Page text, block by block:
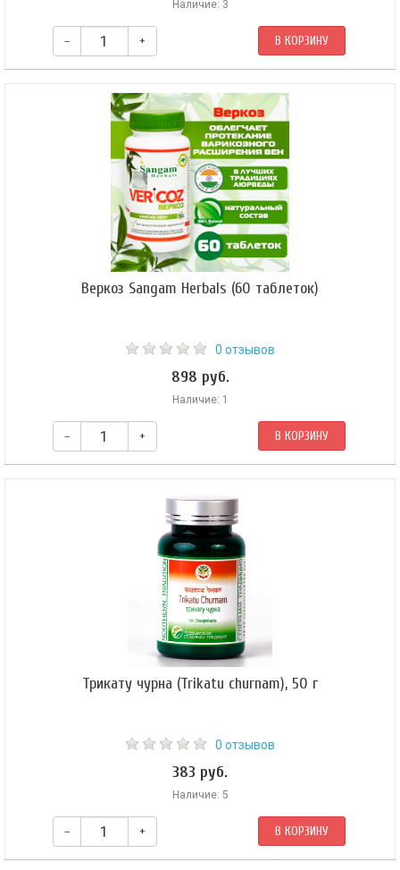
Наличие: 3
– + В КОРЗИНУ
Гастро кер (Gastro care) — высокоэффективный травяной сбор для
восстановления функций пищеварительного тракта. Улучшения
всасывания питательных веществ, витаминов и минералов, и
восполняет их дефицит в организме, улучшает метаболизм, активирует
процессы обмена.
Веркоз Sangam Herbals (60 таблеток)
0 отзывов
898 руб.
Наличие: 1
– + В КОРЗИНУ
Веркоз (Vercoz, Сангам Хелт) — облегчает протекание варикозного
противовоспалительными и обезболивающими свойствами.
Трикату чурна (Trikatu churnam), 50 г
0 отзывов
383 руб.
Наличие: 5
– + В КОРЗИНУ